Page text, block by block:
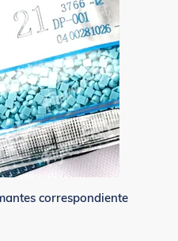
correspondiente